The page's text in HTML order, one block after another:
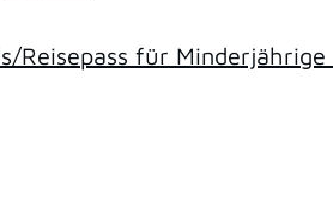
Reisepass für Minderjährige